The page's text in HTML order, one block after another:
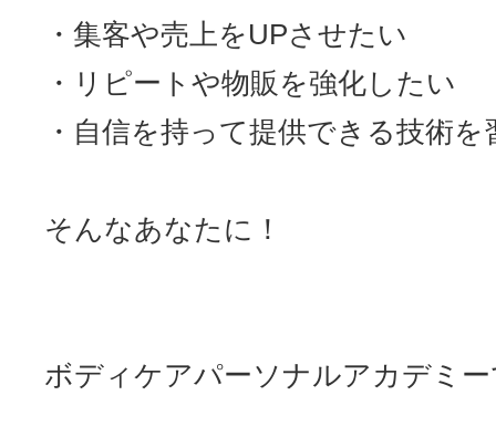
・集客や売上をUPさせたい
・リピートや物販を強化したい
・自信を持って提供できる技術
そんなあなたに！
ボディケアパーソナルアカデミ